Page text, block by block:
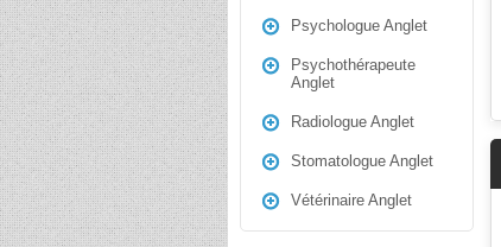
Psychologue Anglet
Psychothérapeute
Anglet
Radiologue Anglet
Stomatologue Anglet
Vétérinaire Anglet